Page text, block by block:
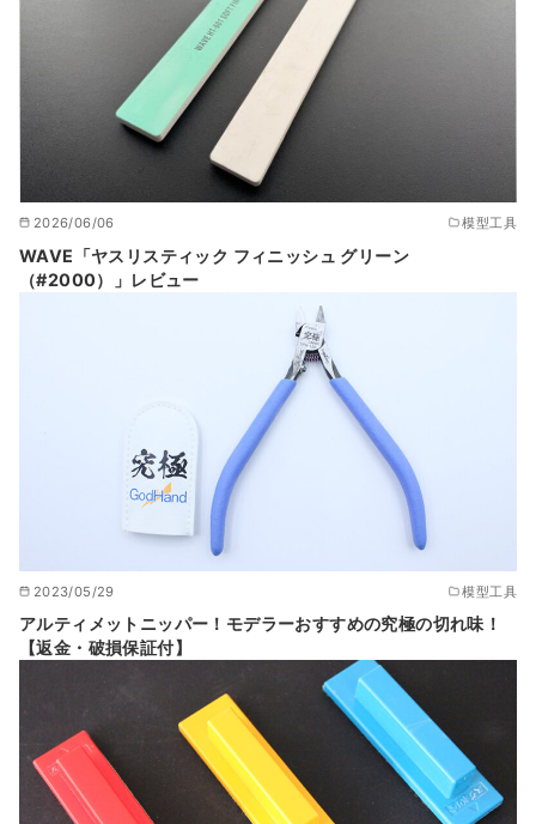
2026/06/06 模型工具
WAVE「ヤスリスティック フィニッシュ グリーン
（#2000）」レビュー
2023/05/29 模型工具
アルティメットニッパー！モデラーおすすめの究極の切れ味！
【返金・破損保証付】